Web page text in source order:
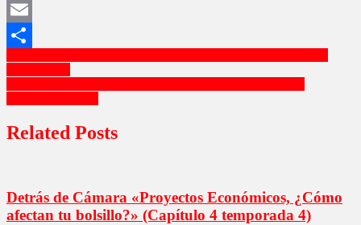
Mastodon
Email
Compartir
Navegación
de
entradas
Related Posts
Detrás de Cámara «Proyectos Económicos, ¿Cómo
afectan tu bolsillo?» (Capítulo 4 temporada 4)